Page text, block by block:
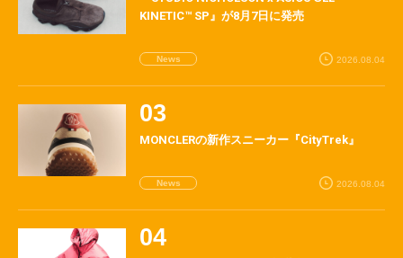
KINETIC™ SP』が8月7日に発売
News 2026.08.04
MONCLERの新作スニーカー『CityTrek』
News 2026.08.04